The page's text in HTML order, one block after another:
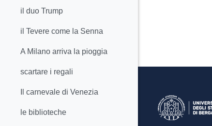
il duo Trump
il Tevere come la Senna
A Milano arriva la pioggia
scartare i regali
Il carnevale di Venezia
le biblioteche